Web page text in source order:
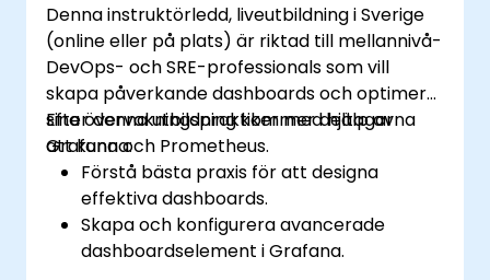
Denna instruktörledd, liveutbildning i Sverige
(online eller på plats) är riktad till mellannivå-
DevOps- och SRE-professionals som vill
skapa påverkande dashboards och optimera
sina övervakningspraktiker med hjälp av
Grafana och Prometheus.
Efter denna utbildning kommer deltagarna
att kunna:
Förstå bästa praxis för att designa
effektiva dashboards.
Skapa och konfigurera avancerade
dashboardselement i Grafana.